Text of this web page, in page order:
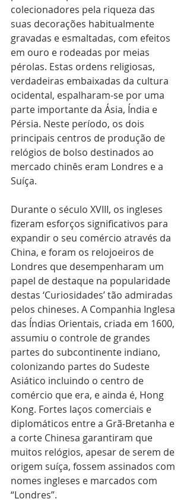
colecionadores pela riqueza das
suas decorações habitualmente
gravadas e esmaltadas, com efeitos
em ouro e rodeadas por meias
pérolas. Estas ordens religiosas,
verdadeiras embaixadas da cultura
ocidental, espalharam-se por uma
parte importante da Ásia, Índia e
Pérsia. Neste período, os dois
principais centros de produção de
relógios de bolso destinados ao
mercado chinês eram Londres e a
Suíça.
Durante o século XVIII, os ingleses
fizeram esforços significativos para
expandir o seu comércio através da
China, e foram os relojoeiros de
Londres que desempenharam um
papel de destaque na popularidade
destas ‘Curiosidades’ tão admiradas
pelos chineses. A Companhia Inglesa
das Índias Orientais, criada em 1600,
assumiu o controle de grandes
partes do subcontinente indiano,
colonizando partes do Sudeste
Asiático incluindo o centro de
comércio que era, e ainda é, Hong
Kong. Fortes laços comerciais e
diplomáticos entre a Grã-Bretanha e
a corte Chinesa garantiram que
muitos relógios, apesar de serem de
origem suíça, fossem assinados com
nomes ingleses e marcados com
“Londres”.